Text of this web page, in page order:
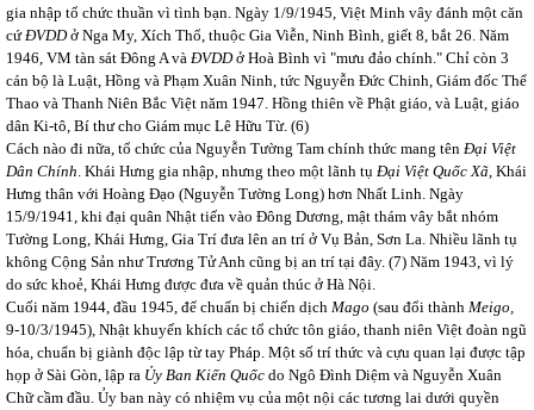
gia nhập tổ chức thuần vì tình bạn. Ngày 1/9/1945, Việt Minh vây đánh một căn
cứĐVDDở Nga My, Xích Thổ, thuộc Gia Viễn, Ninh Bình, giết 8, bắt 26. Năm
1946, VM tàn sát Đông A và ĐVDDở Hoà Bình vì "mưu đảo chính." Chỉ còn 3
cán bộ là Luật, Hồng và Phạm Xuân Ninh, tức Nguyễn Đức Chinh, Giám đốc Thể
Thao và Thanh Niên Bắc Việt năm 1947. Hồng thiên về Phật giáo, và Luật, giáo
dân Ki-tô, Bí thư cho Giám mục Lê Hữu Từ. (6)
Cách nào đi nữa, tổ chức của Nguyễn Tường Tam chính thức mang tên Đại Việt
Dân Chính. Khái Hưng gia nhập, nhưng theo một lãnh tụ Đại Việt Quốc Xã, Khái
Hưng thân với Hoàng Đạo (Nguyễn Tường Long) hơn Nhất Linh. Ngày
15/9/1941, khi đại quân Nhật tiến vào Đông Dương, mật thám vây bắt nhóm
Tường Long, Khái Hưng, Gia Trí đưa lên an trí ở Vụ Bản, Sơn La. Nhiều lãnh tụ
không Cộng Sản như Trương Tử Anh cũng bị an trí tại đây. (7) Năm 1943, vì lý
do sức khoẻ, Khái Hưng được đưa về quản thúc ở Hà Nội.
Cuối năm 1944, đầu 1945, để chuẩn bị chiến dịch Mago (sau đổi thành Meigo,
9-10/3/1945), Nhật khuyến khích các tổ chức tôn giáo, thanh niên Việt đoàn ngũ
hóa, chuẩn bị giành độc lập từ tay Pháp. Một số trí thức và cựu quan lại được tập
họp ở Sài Gòn, lập ra Ủy Ban Kiến Quốc do Ngô Đình Diệm và Nguyễn Xuân
Chữ cầm đầu. Ủy ban này có nhiệm vụ của một nội các tương lai dưới quyền